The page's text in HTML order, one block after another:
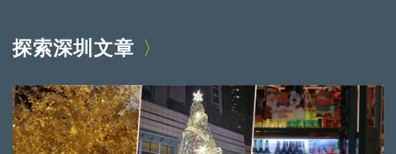
探索深圳文章